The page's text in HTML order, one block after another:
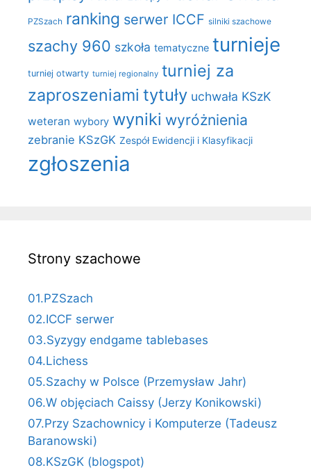
PZSzach ranking serwer ICCF silniki szachowe
szachy 960 szkoła tematyczne turnieje
turniej otwarty turniej regionalny turniej za
zaproszeniami tytuły uchwała KSzK
weteran wybory wyniki wyróżnienia
zebranie KSzGK Zespół Ewidencji i Klasyfikacji
zgłoszenia
Strony szachowe
01.PZSzach
02.ICCF serwer
03.Syzygy endgame tablebases
04.Lichess
05.Szachy w Polsce (Przemysław Jahr)
06.W objęciach Caissy (Jerzy Konikowski)
07.Przy Szachownicy i Komputerze (Tadeusz
Baranowski)
08.KSzGK (blogspot)